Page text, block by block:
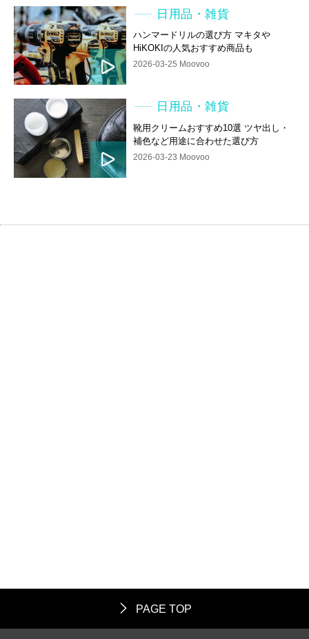
日用品・雑貨
ハンマードリルの選び方 マキタや
HiKOKIの人気おすすめ商品も
2026-03-25 Moovoo
日用品・雑貨
靴用クリームおすすめ10選 ツヤ出し・
補色など用途に合わせた選び方
2026-03-23 Moovoo
PAGE TOP